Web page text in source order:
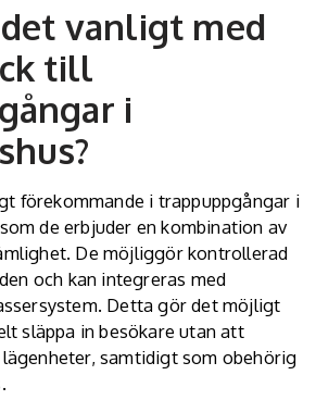
vanligt med
till
i
förekommande i trappuppgångar i
de erbjuder en kombination av
De möjliggör kontrollerad
och kan integreras med
Detta gör det möjligt
släppa in besökare utan att
samtidigt som obehörig